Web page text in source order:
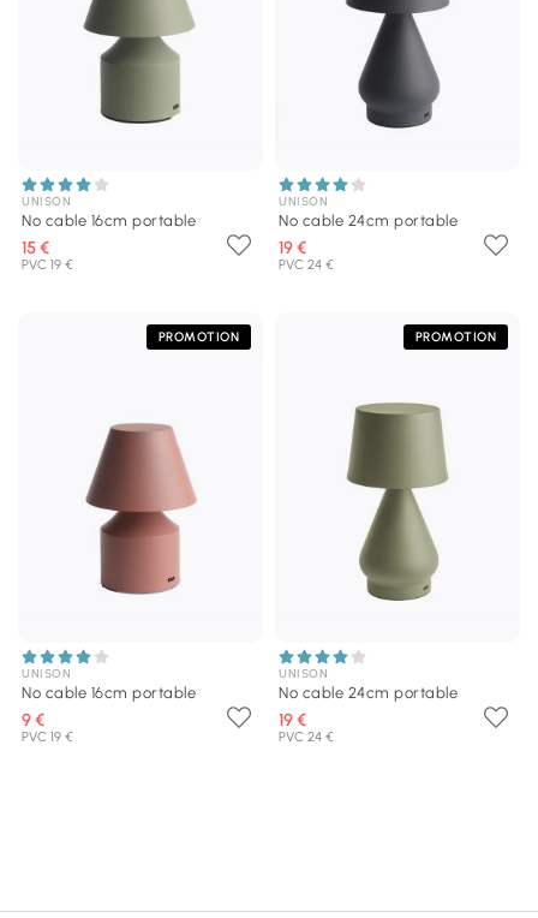
UNISON
No cable 16cm portable
15 €
PVC 19 €
UNISON
No cable 24cm portable
19 €
PVC 24 €
PROMOTION
UNISON
No cable 16cm portable
9 €
PVC 19 €
PROMOTION
UNISON
No cable 24cm portable
19 €
PVC 24 €